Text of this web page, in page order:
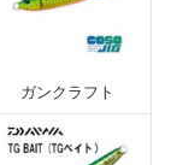
ガンクラフト